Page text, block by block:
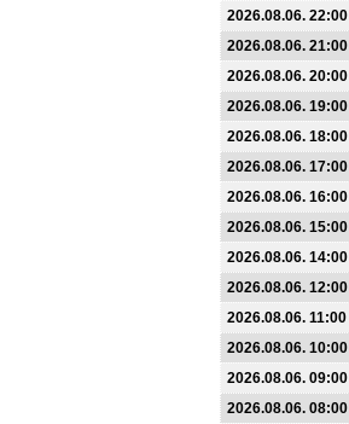
2026.08.06. 22:00
2026.08.06. 21:00
2026.08.06. 20:00
2026.08.06. 19:00
2026.08.06. 18:00
2026.08.06. 17:00
2026.08.06. 16:00
2026.08.06. 15:00
2026.08.06. 14:00
2026.08.06. 12:00
2026.08.06. 11:00
2026.08.06. 10:00
2026.08.06. 09:00
2026.08.06. 08:00